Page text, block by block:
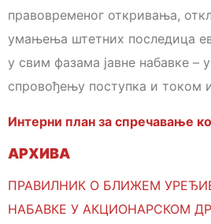
правовременог откривања,
умањења штетних последица
у свим фазама јавне набавке –
спровођењу поступка и током
Интерни план за спречавање
АРХИВА
ПРАВИЛНИК О БЛИЖЕМ
НАБАВКЕ У АКЦИОНАРСКОМ